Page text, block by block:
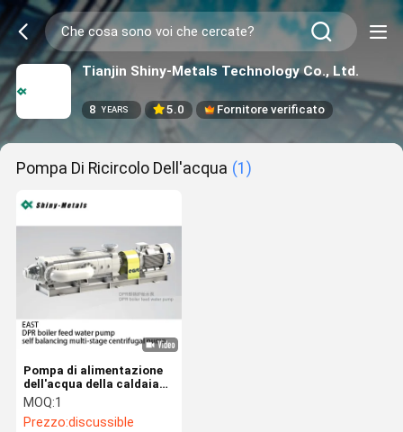
Tianjin Shiny-Metals Technology Co., Ltd.
8 YEARS 5.0 Fornitore verificato
Pompa Di Ricircolo Dell'acqua (1)
Pompa di alimentazione
dell'acqua della caldaia
della DPR orientale
pompa centrifughe a
bilanciamento autonomo
MOQ:1
Prezzo:discussible